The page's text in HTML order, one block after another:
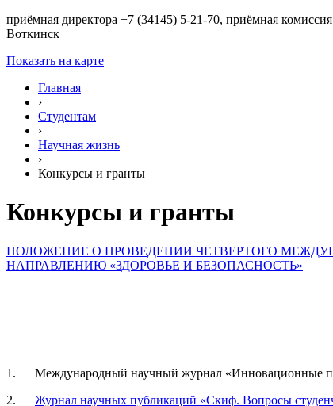
приёмная директора +7 (34145) 5-21-70, приёмная
Воткинск
Показать на карте
Главная
›
Студентам
›
Научная жизнь
›
Конкурсы и гранты
Конкурсы и гранты
ПОЛОЖЕНИЕ О ПРОВЕДЕНИИ ЧЕТВЕРТОГО
НАПРАВЛЕНИЮ «ЗДОРОВЬЕ И БЕЗОПАСНОСТЬ»
1. Международный научный журнал «Инновационные
2. Журнал научных публикаций «Скиф. Вопросы